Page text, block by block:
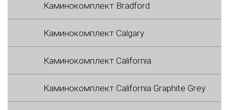
Каминокомплект Bradford
Каминокомплект Calgary
Каминокомплект California
Каминокомплект California Graphite Grey